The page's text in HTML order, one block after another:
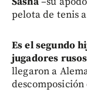
pelota de tenis
Es el segundo
jugadores
llegaron a